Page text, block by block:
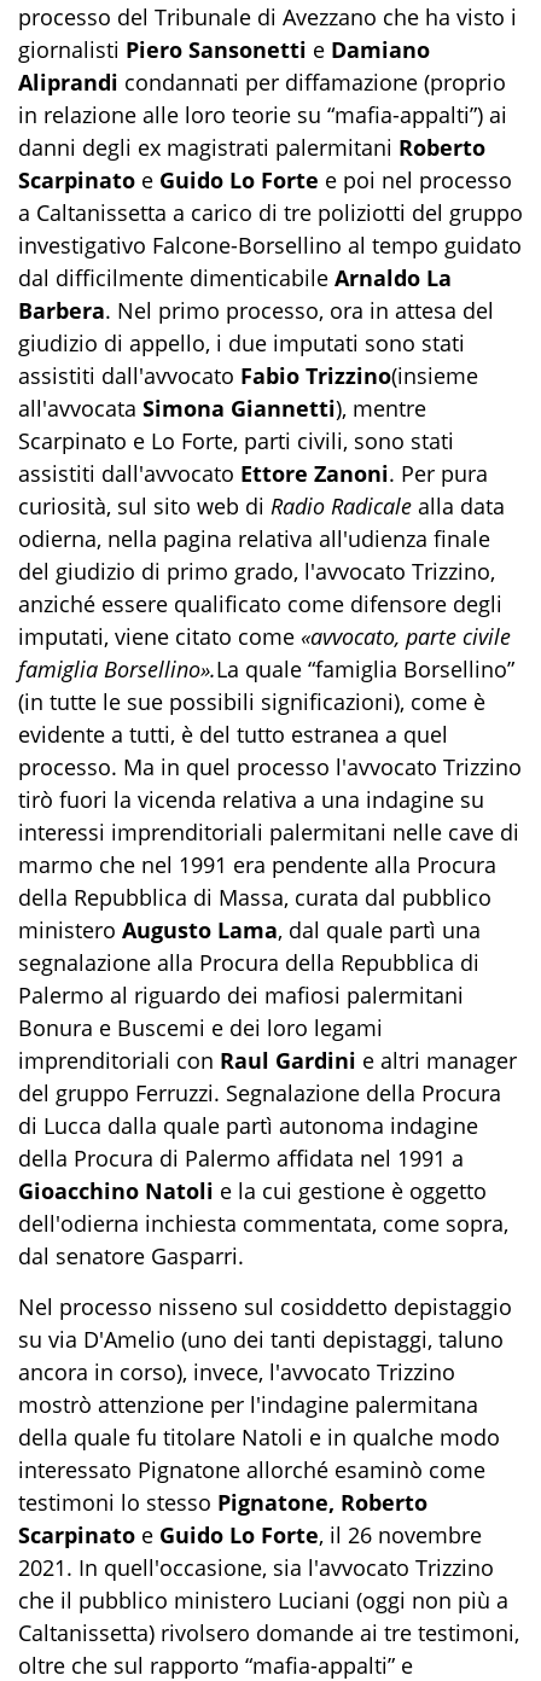
processo del Tribunale di Avezzano che ha visto i
giornalisti Piero Sansonetti e Damiano
Aliprandi condannati per diffamazione (proprio
in relazione alle loro teorie su “mafia-appalti”) ai
danni degli ex magistrati palermitani Roberto
Scarpinato e Guido Lo Forte e poi nel processo
a Caltanissetta a carico di tre poliziotti del gruppo
investigativo Falcone-Borsellino al tempo guidato
dal difficilmente dimenticabile Arnaldo La
Barbera. Nel primo processo, ora in attesa del
giudizio di appello, i due imputati sono stati
assistiti dall'avvocato Fabio Trizzino(insieme
all'avvocata Simona Giannetti), mentre
Scarpinato e Lo Forte, parti civili, sono stati
assistiti dall'avvocato Ettore Zanoni. Per pura
curiosità, sul sito web di Radio Radicale alla data
odierna, nella pagina relativa all'udienza finale
del giudizio di primo grado, l'avvocato Trizzino,
anziché essere qualificato come difensore degli
imputati, viene citato come «avvocato, parte civile
famiglia Borsellino».La quale “famiglia Borsellino”
(in tutte le sue possibili significazioni), come è
evidente a tutti, è del tutto estranea a quel
processo. Ma in quel processo l'avvocato Trizzino
tirò fuori la vicenda relativa a una indagine su
interessi imprenditoriali palermitani nelle cave di
marmo che nel 1991 era pendente alla Procura
della Repubblica di Massa, curata dal pubblico
ministero Augusto Lama, dal quale partì una
segnalazione alla Procura della Repubblica di
Palermo al riguardo dei mafiosi palermitani
Bonura e Buscemi e dei loro legami
imprenditoriali con Raul Gardini e altri manager
del gruppo Ferruzzi. Segnalazione della Procura
di Lucca dalla quale partì autonoma indagine
della Procura di Palermo affidata nel 1991 a
Gioacchino Natoli e la cui gestione è oggetto
dell'odierna inchiesta commentata, come sopra,
dal senatore Gasparri.
Nel processo nisseno sul cosiddetto depistaggio
su via D'Amelio (uno dei tanti depistaggi, taluno
ancora in corso), invece, l'avvocato Trizzino
mostrò attenzione per l'indagine palermitana
della quale fu titolare Natoli e in qualche modo
interessato Pignatone allorché esaminò come
testimoni lo stesso Pignatone, Roberto
Scarpinato e Guido Lo Forte, il 26 novembre
2021. In quell'occasione, sia l'avvocato Trizzino
che il pubblico ministero Luciani (oggi non più a
Caltanissetta) rivolsero domande ai tre testimoni,
oltre che sul rapporto “mafia-appalti” e